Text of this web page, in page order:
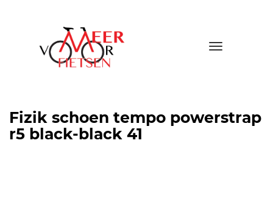
Toggle
Fizik schoen tempo powerstrap
r5 black-black 41